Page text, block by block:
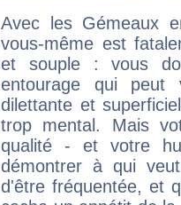
Avec les Gémeaux
vous-même est
et souple : vous
entourage qui
dilettante et
trop mental. Mais
qualité - et votre
démontrer à qui
d'être fréquentée, et